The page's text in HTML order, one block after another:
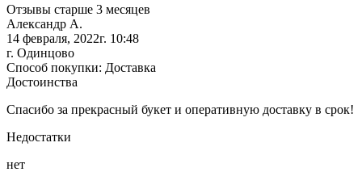
Отзывы старше 3 месяцев
Александр А.
14 февраля, 2022г. 10:48
г. Одинцово
Способ покупки: Доставка
Достоинства
Спасибо за прекрасный букет и оперативную доставку в срок!
Недостатки
нет